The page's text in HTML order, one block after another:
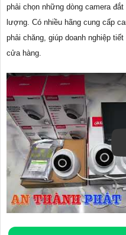
phải chọn những dòng camera
lượng. Có nhiều hãng cung cấp
phải chăng, giúp doanh nghiệp
cửa hàng.